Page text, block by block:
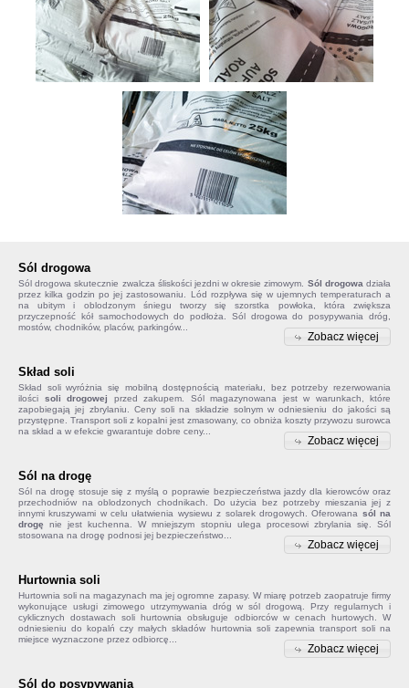
Sól drogowa
Sól drogowa skutecznie zwalcza śliskości jezdni w okresie zimowym. Sól drogowa działa
przez kilka godzin po jej zastosowaniu. Lód rozpływa się w ujemnych temperaturach a
na ubitym i oblodzonym śniegu tworzy się szorstka powłoka, która zwiększa
przyczepność kół samochodowych do podłoża. Sól drogowa do posypywania dróg,
mostów, chodników, placów, parkingów...
Zobacz więcej
Skład soli
Skład soliwyróżnia się mobilną dostępnością materiału, bez potrzeby rezerwowania
ilości soli drogowej przed zakupem. Sól magazynowana jest w warunkach, które
zapobiegają jej zbrylaniu. Ceny soli na składzie solnym w odniesieniu do jakości są
przystępne. Transport soli z kopalni jest zmasowany, co obniża koszty przywozu surowca
na skład a w efekcie gwarantuje dobre ceny...
Zobacz więcej
Sól na drogę
Sól na drogę stosuje się z myślą o poprawie bezpieczeństwa jazdy dla kierowców oraz
przechodniów na oblodzonych chodnikach. Do użycia bez potrzeby mieszania jej z
innymi kruszywami w celu ułatwienia wysiewu z solarek drogowych. Oferowana sól na
drogę nie jest kuchenna. W mniejszym stopniu ulega procesowi zbrylania się. Sól
stosowana na drogę podnosi jej bezpieczeństwo...
Zobacz więcej
Hurtownia soli
Hurtownia soli na magazynach ma jej ogromne zapasy. W miarę potrzeb zaopatruje firmy
wykonujące usługi zimowego utrzymywania dróg w sól drogową. Przy regularnych i
cyklicznych dostawach soli hurtownia obsługuje odbiorców w cenach hurtowych. W
odniesieniu do kopalń czy małych składów hurtownia solizapewnia transport soli na
miejsce wyznaczone przez odbiorcę...
Zobacz więcej
Sól do posypywania